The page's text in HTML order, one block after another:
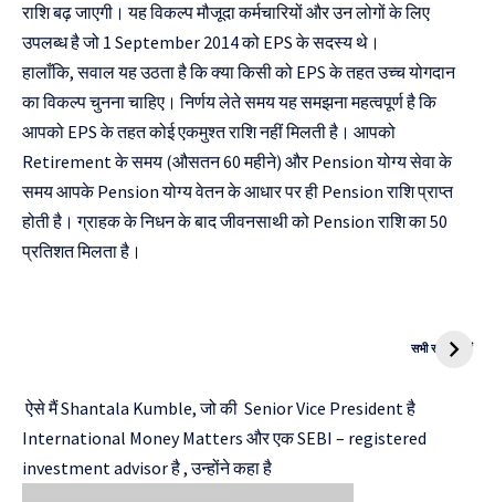
राशि बढ़ जाएगी। यह विकल्प मौजूदा कर्मचारियों और उन लोगों के लिए
उपलब्ध है जो 1 September 2014 को EPS के सदस्य थे।
हालाँकि, सवाल यह उठता है कि क्या किसी को EPS के तहत उच्च योगदान
का विकल्प चुनना चाहिए। निर्णय लेते समय यह समझना महत्वपूर्ण है कि
आपको EPS के तहत कोई एकमुश्त राशि नहीं मिलती है। आपको
Retirement के समय (औसतन 60 महीने) और Pension योग्य सेवा के
समय आपके Pension योग्य वेतन के आधार पर ही Pension राशि प्राप्त
होती है। ग्राहक के निधन के बाद जीवनसाथी को Pension राशि का 50
प्रतिशत मिलता है।
सभी स्टोरी देखें
Kanya Vivah
ऐसे मैं Shantala Kumble, जो की Senior Vice President है
International Money Matters और एक SEBI – registered
investment advisor है , उन्होंने कहा है